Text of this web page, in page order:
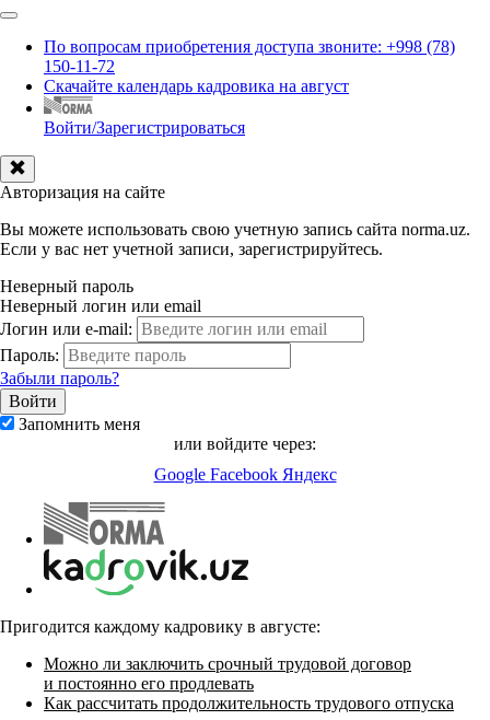
По вопросам приобретения доступа звоните: +998 (78)
150-11-72
Скачайте календарь кадровика на август
Войти/Зарегистрироваться
Авторизация на сайте
Вы можете использовать свою учетную запись сайта norma.uz.
Если у вас нет учетной записи, зарегистрируйтесь.
Неверный пароль
Неверный логин или email
Логин или e-mail:
Пароль:
Забыли пароль?
Запомнить меня
или войдите через:
Google Facebook Яндекс
Пригодится каждому кадровику в августе:
Можно ли заключить срочный трудовой договор
и постоянно его продлевать
Как рассчитать продолжительность трудового отпуска